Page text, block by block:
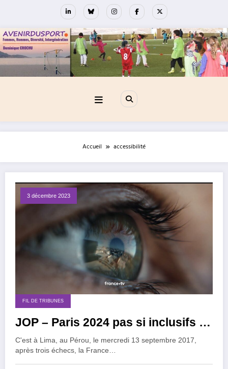
Accueil accessibilité
3 décembre 2023
FIL DE TRIBUNES
JOP – Paris 2024 pas si inclusifs …
C'est à Lima, au Pérou, le mercredi 13 septembre 2017,
après trois échecs, la France…